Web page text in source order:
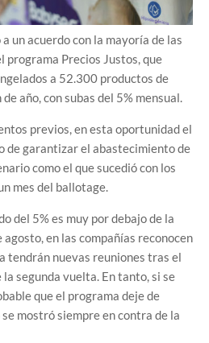
un acuerdo con la mayoría de las
programa Precios Justos, que
a 52.300 productos de
año, con subas del 5% mensual.
previos, en esta oportunidad el
de garantizar el abastecimiento de
como el que sucedió con los
mes del ballotage.
del 5% es muy por debajo de la
en las compañías reconocen
tendrán nuevas reuniones tras el
segunda vuelta. En tanto, si se
que el programa deje de
mostró siempre en contra de la